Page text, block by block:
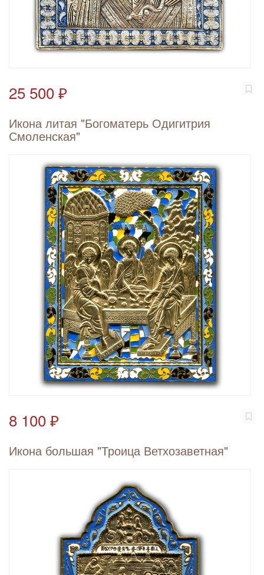
25 500 ₽
Икона литая "Богоматерь Одигитрия
Смоленская"
8 100 ₽
Икона большая "Троица Ветхозаветная"